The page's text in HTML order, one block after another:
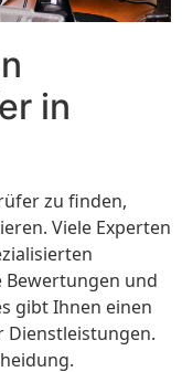
in
zu finden,
Viele Experten
Bewertungen und
gibt Ihnen einen
Dienstleistungen.